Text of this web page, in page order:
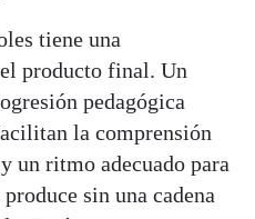
tiene una
producto final. Un
pedagógica
la comprensión
un ritmo adecuado para
sin una cadena